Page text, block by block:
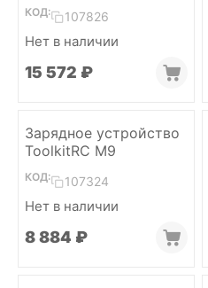
КОД: 107826
Нет в наличии
15 572 ₽
Зарядное устройство
ToolkitRC M9
КОД: 107324
Нет в наличии
8 884 ₽